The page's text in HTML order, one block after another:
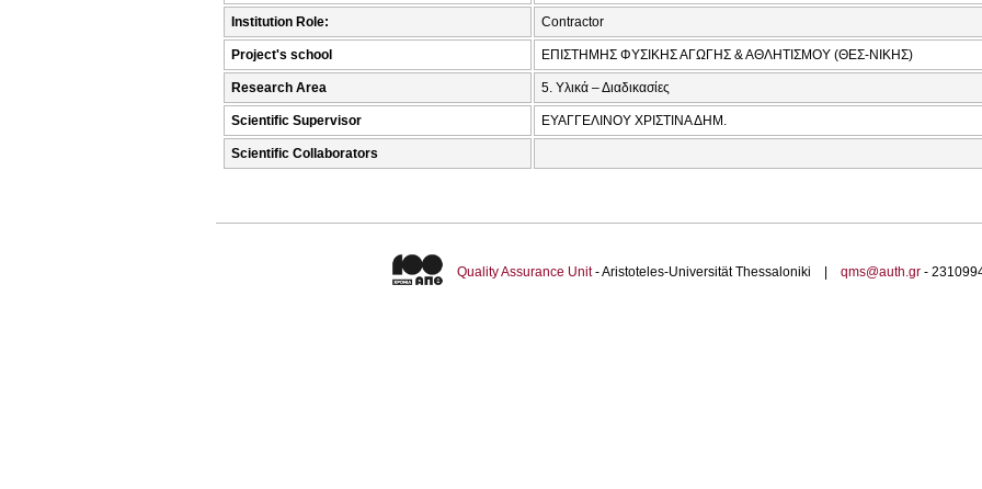
Institution Role: Contractor
Project's school ΕΠΙΣΤΗΜΗΣ ΦΥΣΙΚΗΣ ΑΓΩΓΗΣ & ΑΘΛΗΤΙΣΜΟΥ (ΘΕΣ-ΝΙΚΗΣ)
Research Area 5. Υλικά – Διαδικασίες
Scientific Supervisor ΕΥΑΓΓΕΛΙΝΟΥ ΧΡΙΣΤΙΝΑ ΔΗΜ.
Scientific Collaborators
Quality Assurance Unit- Aristoteles-Universität Thessaloniki | qms@auth.gr -